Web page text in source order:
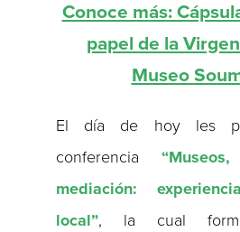
Conoce más:
papel de la
Museo
El día de hoy les
conferencia
mediación:
local”, la cual